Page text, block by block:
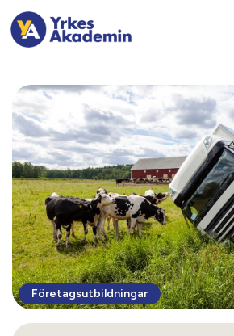
Företagsutbildningar